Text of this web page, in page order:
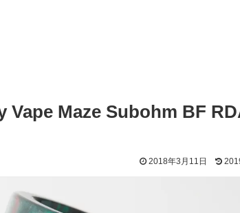
Vape Maze Subohm BF
2018年3月11日